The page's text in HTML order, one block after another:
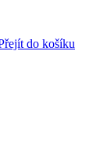
do košíku